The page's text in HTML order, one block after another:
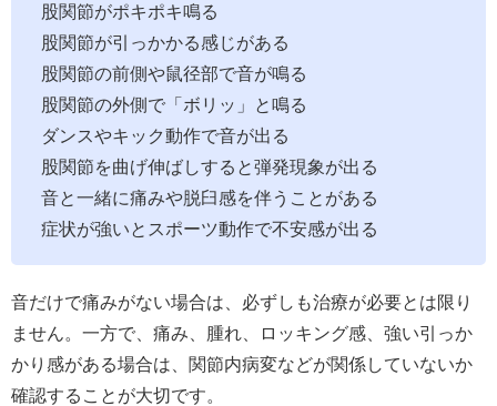
股関節がポキポキ鳴る
股関節が引っかかる感じがある
股関節の前側や鼠径部で音が鳴る
股関節の外側で「ボリッ」と鳴る
ダンスやキック動作で音が出る
股関節を曲げ伸ばしすると弾発現象が出る
音と一緒に痛みや脱臼感を伴うことがある
症状が強いとスポーツ動作で不安感が出る
音だけで痛みがない場合は、必ずしも治療が必要とは限り
ません。一方で、痛み、腫れ、ロッキング感、強い引っか
かり感がある場合は、関節内病変などが関係していないか
確認することが大切です。